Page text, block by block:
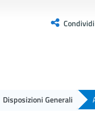
Condividi
Disposizioni Generali